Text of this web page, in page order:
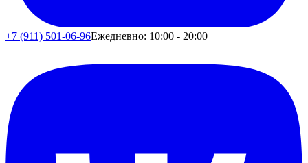
+7 (911) 501-06-96Ежедневно: 10:00 - 20:00